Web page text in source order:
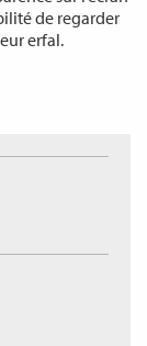
de regarder
erfal.